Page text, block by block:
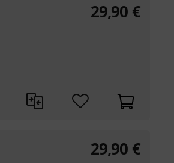
29,90 €
29,90 €